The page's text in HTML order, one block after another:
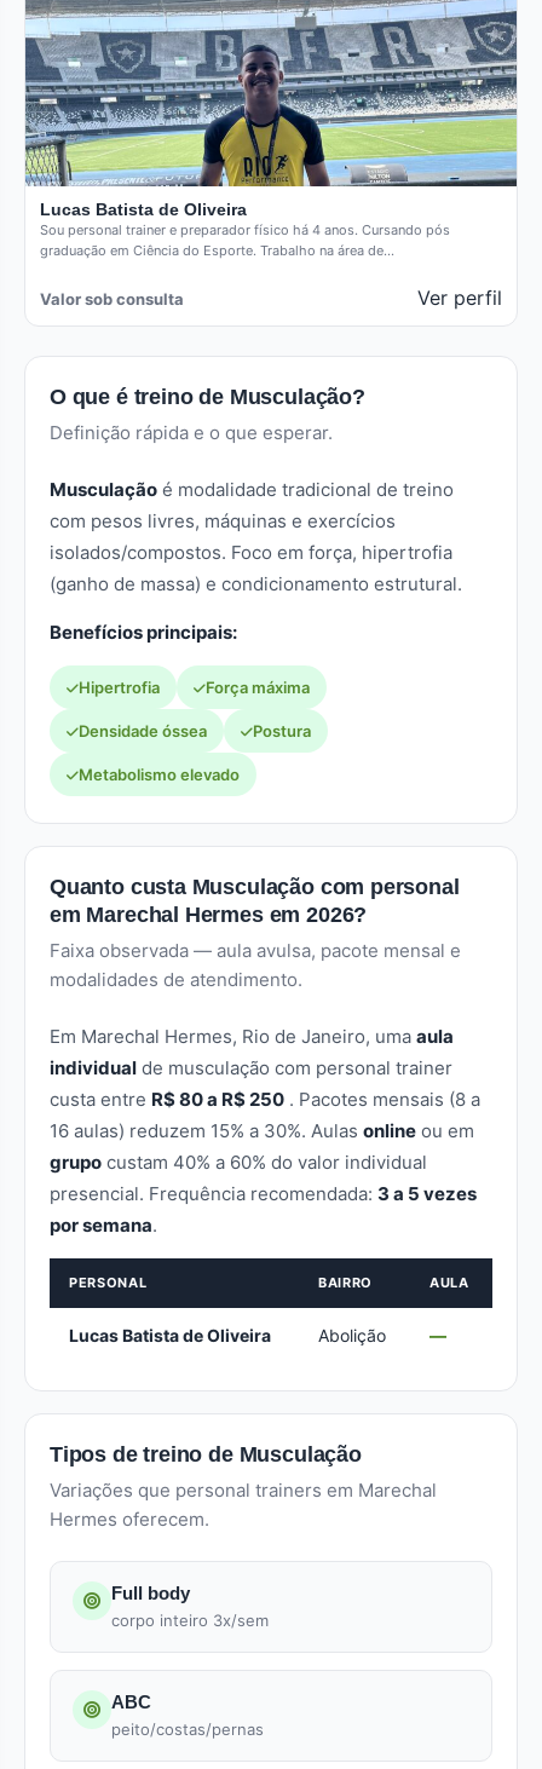
Lucas Batista de Oliveira
Sou personal trainer e preparador físico há 4 anos. Cursando pós
graduação em Ciência do Esporte. Trabalho na área de…
Valor sob consulta Ver perfil
O que é treino de Musculação?
Definição rápida e o que esperar.
Musculação é modalidade tradicional de treino
com pesos livres, máquinas e exercícios
isolados/compostos. Foco em força, hipertrofia
(ganho de massa) e condicionamento estrutural.
Benefícios principais:
Hipertrofia Força máxima
Densidade óssea Postura
Metabolismo elevado
Quanto custa Musculação com personal
em Marechal Hermes em 2026?
Faixa observada — aula avulsa, pacote mensal e
modalidades de atendimento.
Em Marechal Hermes, Rio de Janeiro, uma aula
individual de musculação com personal trainer
custa entre R$ 80 a R$ 250 . Pacotes mensais (8 a
16 aulas) reduzem 15% a 30%. Aulas online ou em
grupo custam 40% a 60% do valor individual
presencial. Frequência recomendada: 3 a 5 vezes
por semana.
PERSONAL BAIRRO AULA
Lucas Batista de Oliveira Abolição —
Tipos de treino de Musculação
Variações que personal trainers em Marechal
Hermes oferecem.
Full body
corpo inteiro 3x/sem
ABC
peito/costas/pernas